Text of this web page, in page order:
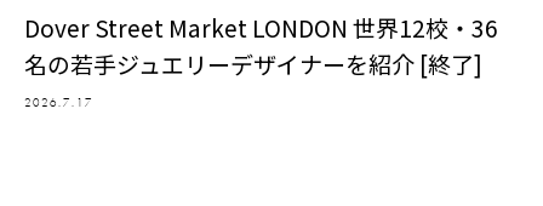
Dover Street Market LONDON 世界12校・36
名の若手ジュエリーデザイナーを紹介 [終了]
2026.7.17